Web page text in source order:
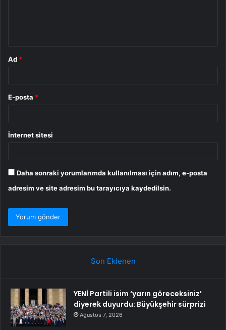
Ad *
E-posta *
İnternet sitesi
Daha sonraki yorumlarımda kullanılması için adım, e-posta
adresim ve site adresim bu tarayıcıya kaydedilsin.
Son Eklenen
YENİ Partili isim ‘yarın göreceksiniz’
diyerek duyurdu: Büyükşehir sürprizi
Ağustos 7, 2026